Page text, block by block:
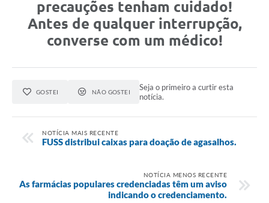
precauções tenham cuidado!
Antes de qualquer interrupção,
converse com um médico!
GOSTEI NÃO GOSTEI
Seja o primeiro a curtir esta
notícia.
NOTÍCIA MAIS RECENTE
FUSS distribui caixas para doação de agasalhos.
NOTÍCIA MENOS RECENTE
As farmácias populares credenciadas têm um aviso
indicando o credenciamento.